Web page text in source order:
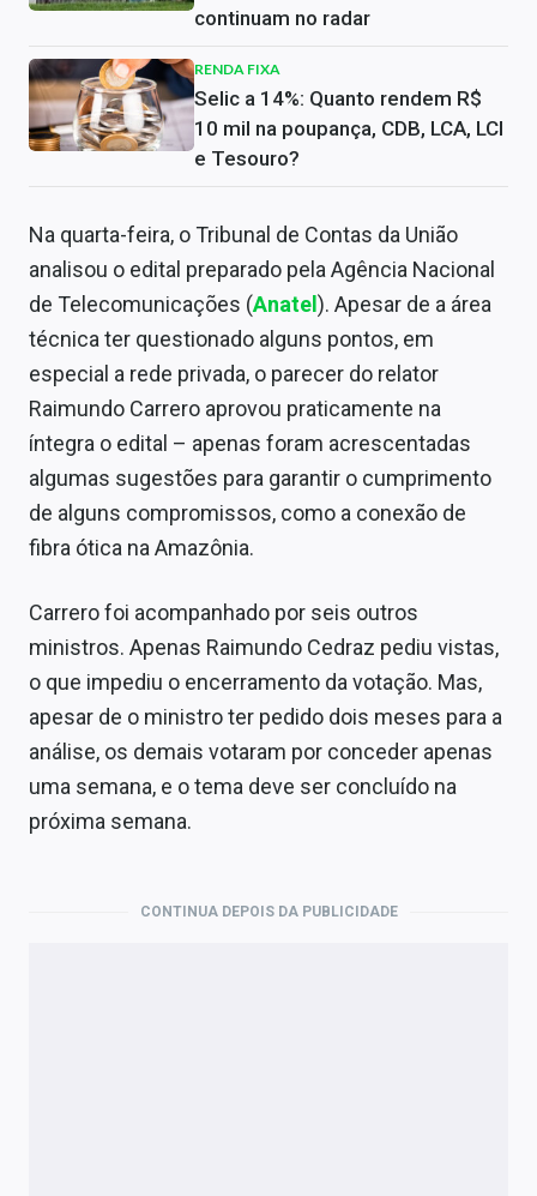
continuam no radar
RENDA FIXA
Selic a 14%: Quanto rendem R$
10 mil na poupança, CDB, LCA, LCI
e Tesouro?
Na quarta-feira, o Tribunal de Contas da União
analisou o edital preparado pela Agência Nacional
de Telecomunicações (Anatel ). Apesar de a área
técnica ter questionado alguns pontos, em
especial a rede privada, o parecer do relator
Raimundo Carrero aprovou praticamente na
íntegra o edital – apenas foram acrescentadas
algumas sugestões para garantir o cumprimento
de alguns compromissos, como a conexão de
fibra ótica na Amazônia.
Carrero foi acompanhado por seis outros
ministros. Apenas Raimundo Cedraz pediu vistas,
o que impediu o encerramento da votação. Mas,
apesar de o ministro ter pedido dois meses para a
análise, os demais votaram por conceder apenas
uma semana, e o tema deve ser concluído na
próxima semana.
CONTINUA DEPOIS DA PUBLICIDADE